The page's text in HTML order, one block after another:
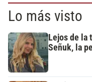
Lo más visto
Lejos de la
Señuk, la